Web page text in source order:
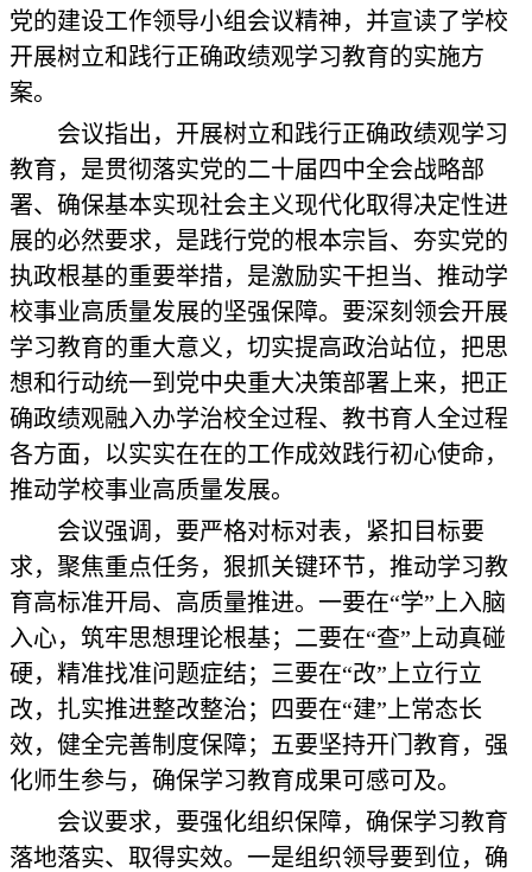
党的建设工作领导小组会议精神，并宣读了学校
开展树立和践行正确政绩观学习教育的实施方
案。
会议指出，开展树立和践行正确政绩观学习
教育，是贯彻落实党的二十届四中全会战略部
署、确保基本实现社会主义现代化取得决定性进
展的必然要求，是践行党的根本宗旨、夯实党的
执政根基的重要举措，是激励实干担当、推动学
校事业高质量发展的坚强保障。要深刻领会开展
学习教育的重大意义，切实提高政治站位，把思
想和行动统一到党中央重大决策部署上来，把正
确政绩观融入办学治校全过程、教书育人全过程
各方面，以实实在在的工作成效践行初心使命，
推动学校事业高质量发展。
会议强调，要严格对标对表，紧扣目标要
求，聚焦重点任务，狠抓关键环节，推动学习教
育高标准开局、高质量推进。一要在“学”上入脑
入心，筑牢思想理论根基；二要在“查”上动真碰
硬，精准找准问题症结；三要在“改”上立行立
改，扎实推进整改整治；四要在“建”上常态长
效，健全完善制度保障；五要坚持开门教育，强
化师生参与，确保学习教育成果可感可及。
会议要求，要强化组织保障，确保学习教育
落地落实、取得实效。一是组织领导要到位，确